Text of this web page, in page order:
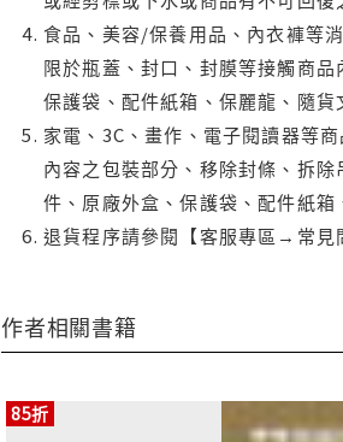
食品、美容/保養用品、內衣褲等
限於瓶蓋、封口、封膜等接觸商
保護袋、配件紙箱、保麗龍、隨貨
家電、3C、畫作、電子閱讀器等
內容之包裝部分、移除封條、拆
件、原廠外盒、保護袋、配件紙
退貨程序請參閱【客服專區→常見
作者相關書籍
85折